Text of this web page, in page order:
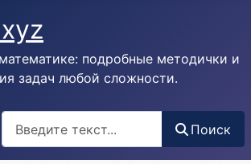
подробные методички и
задач любой сложности.
Поиск